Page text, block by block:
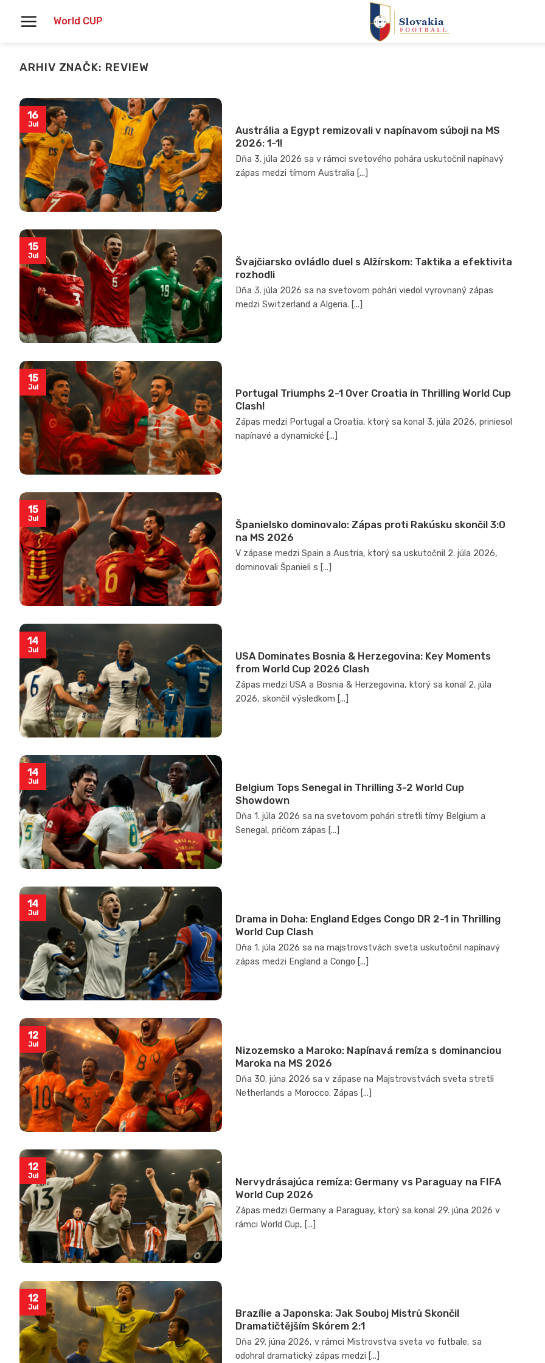
World CUP
ARHIV ZNAČK: REVIEW
Austrália a Egypt remizovali v napínavom súboji na MS
2026: 1-1!
Dňa 3. júla 2026 sa v rámci svetového pohára uskutočnil napínavý
zápas medzi tímom Australia [...]
16
Jul
Švajčiarsko ovládlo duel s Alžírskom: Taktika a efektivita
rozhodli
Dňa 3. júla 2026 sa na svetovom pohári viedol vyrovnaný zápas
medzi Switzerland a Algeria. [...]
15
Jul
Portugal Triumphs 2-1 Over Croatia in Thrilling World Cup
Clash!
Zápas medzi Portugal a Croatia, ktorý sa konal 3. júla 2026, priniesol
napínavé a dynamické [...]
15
Jul
Španielsko dominovalo: Zápas proti Rakúsku skončil 3:0
na MS 2026
V zápase medzi Spain a Austria, ktorý sa uskutočnil 2. júla 2026,
dominovali Španieli s [...]
15
Jul
USA Dominates Bosnia & Herzegovina: Key Moments
from World Cup 2026 Clash
Zápas medzi USA a Bosnia & Herzegovina, ktorý sa konal 2. júla
2026, skončil výsledkom [...]
14
Jul
Belgium Tops Senegal in Thrilling 3-2 World Cup
Showdown
Dňa 1. júla 2026 sa na svetovom pohári stretli tímy Belgium a
Senegal, pričom zápas [...]
14
Jul
Drama in Doha: England Edges Congo DR 2-1 in Thrilling
World Cup Clash
Dňa 1. júla 2026 sa na majstrovstvách sveta uskutočnil napínavý
zápas medzi England a Congo [...]
14
Jul
Nizozemsko a Maroko: Napínavá remíza s dominanciou
Maroka na MS 2026
Dňa 30. júna 2026 sa v zápase na Majstrovstvách sveta stretli
Netherlands a Morocco. Zápas [...]
12
Jul
Nervydrásajúca remíza: Germany vs Paraguay na FIFA
World Cup 2026
Zápas medzi Germany a Paraguay, ktorý sa konal 29. júna 2026 v
rámci World Cup, [...]
12
Jul
Brazílie a Japonska: Jak Souboj Mistrů Skončil
Dramatičtějším Skórem 2:1
Dňa 29. júna 2026, v rámci Mistrovstva sveta vo futbale, sa
odohral dramatický zápas medzi [...]
12
Jul